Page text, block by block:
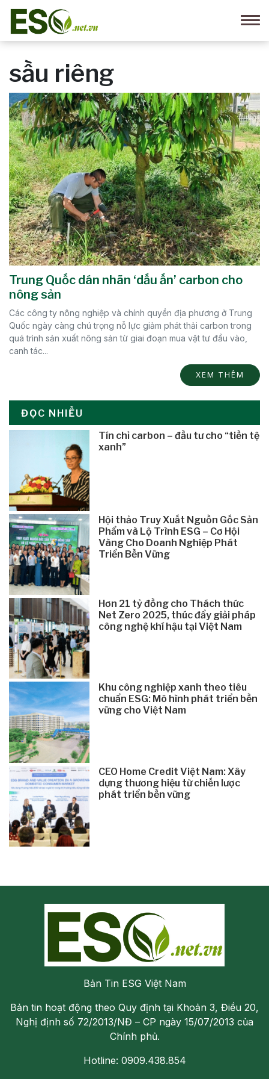
sầu riêng
Trung Quốc dán nhãn ‘dấu ấn’ carbon cho
nông sản
Các công ty nông nghiệp và chính quyền địa phương ở Trung
Quốc ngày càng chú trọng nỗ lực giảm phát thải carbon trong
quá trình sản xuất nông sản từ giai đoạn mua vật tư đầu vào,
canh tác...
XEM THÊM
ĐỌC NHIỀU
Tín chỉ carbon – đầu tư cho “tiền tệ
xanh”
Hội thảo Truy Xuất Nguồn Gốc Sản
Phẩm và Lộ Trình ESG – Cơ Hội
Vàng Cho Doanh Nghiệp Phát
Triển Bền Vững
Hơn 21 tỷ đồng cho Thách thức
Net Zero 2025, thúc đẩy giải pháp
công nghệ khí hậu tại Việt Nam
Khu công nghiệp xanh theo tiêu
chuẩn ESG: Mô hình phát triển bền
vững cho Việt Nam
CEO Home Credit Việt Nam: Xây
dựng thương hiệu từ chiến lược
phát triển bền vững
Bản Tin ESG Việt Nam
Bản tin hoạt động theo Quy định tại Khoản 3, Điều 20,
Nghị định số 72/2013/NĐ – CP ngày 15/07/2013 của
Chính phủ.
Hotline: 0909.438.854